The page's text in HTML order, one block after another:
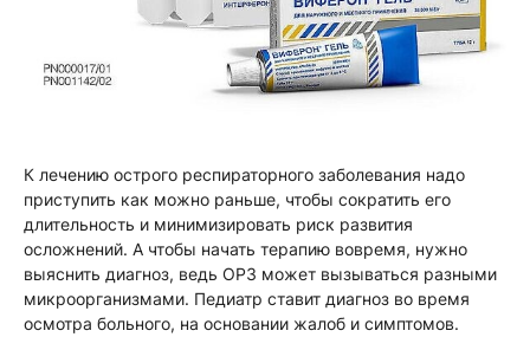
К лечению острого респираторного заболевания надо
приступить как можно раньше, чтобы сократить его
длительность и минимизировать риск развития
осложнений. А чтобы начать терапию вовремя, нужно
выяснить диагноз, ведь ОРЗ может вызываться разными
микроорганизмами. Педиатр ставит диагноз во время
осмотра больного, на основании жалоб и симптомов.